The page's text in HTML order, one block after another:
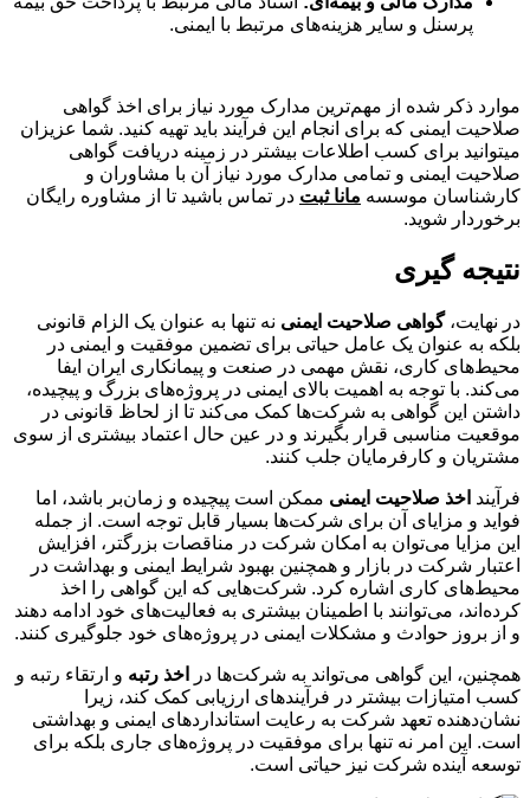
پرسنل و سایر هزینه‌های مرتبط با ایمنی.
موارد ذکر شده از مهم‌ترین مدارک مورد نیاز برای اخذ گواهی
صلاحیت ایمنی که برای انجام این فرآیند باید تهیه کنید. شما عزیزان
می‎توانید برای کسب اطلاعات بیشتر در زمینه دریافت گواهی
صلاحیت ایمنی و تمامی مدارک مورد نیاز آن با مشاوران و
کارشناسان موسسه مانا ثبت در تماس باشید تا از مشاوره رایگان
برخوردار شوید.
نتیجه گیری
در نهایت،گواهی صلاحیت ایمنی نه تنها به عنوان یک الزام قانونی
بلکه به عنوان یک عامل حیاتی برای تضمین موفقیت و ایمنی در
محیط‌های کاری، نقش مهمی در صنعت و پیمانکاری ایران ایفا
می‌کند. با توجه به اهمیت بالای ایمنی در پروژه‌های بزرگ و پیچیده،
داشتن این گواهی به شرکت‌ها کمک می‌کند تا از لحاظ قانونی در
موقعیت مناسبی قرار بگیرند و در عین حال اعتماد بیشتری از سوی
مشتریان و کارفرمایان جلب کنند.
فرآیند اخذ صلاحیت ایمنی ممکن است پیچیده و زمان‌بر باشد، اما
فواید و مزایای آن برای شرکت‌ها بسیار قابل توجه است. از جمله
این مزایا می‌توان به امکان شرکت در مناقصات بزرگتر، افزایش
اعتبار شرکت در بازار و همچنین بهبود شرایط ایمنی و بهداشت در
محیط‌های کاری اشاره کرد. شرکت‌هایی که این گواهی را اخذ
کرده‌اند، می‌توانند با اطمینان بیشتری به فعالیت‌های خود ادامه دهند
و از بروز حوادث و مشکلات ایمنی در پروژه‌های خود جلوگیری کنند.
همچنین، این گواهی می‌تواند به شرکت‌ها در اخذ رتبه و ارتقاء رتبه و
کسب امتیازات بیشتر در فرآیندهای ارزیابی کمک کند، زیرا
نشان‌دهنده تعهد شرکت به رعایت استانداردهای ایمنی و بهداشتی
است. این امر نه تنها برای موفقیت در پروژه‌های جاری بلکه برای
توسعه آینده شرکت نیز حیاتی است.